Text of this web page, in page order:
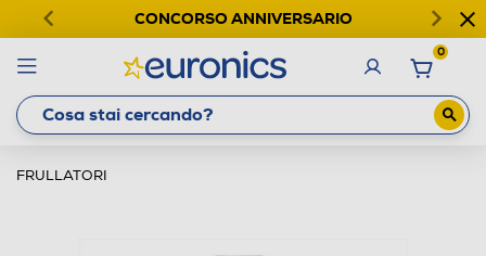
CONCORSO ANNIVERSARIO
0
FRULLATORI